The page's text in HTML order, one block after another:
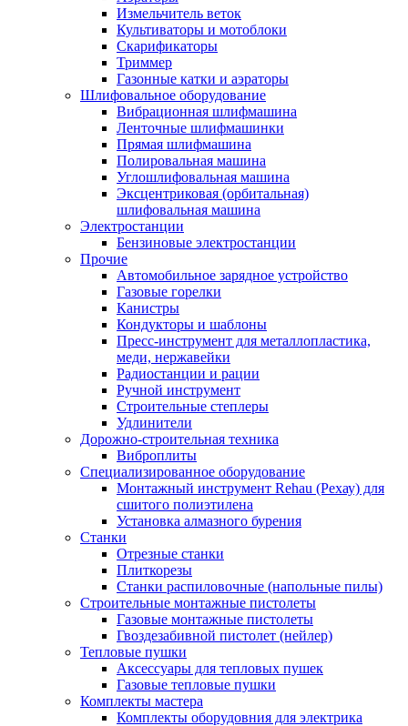
Измельчитель веток
Культиваторы и мотоблоки
Скарификаторы
Триммер
Газонные катки и аэраторы
Шлифовальное оборудование
Вибрационная шлифмашина
Ленточные шлифмашинки
Прямая шлифмашина
Полировальная машина
Углошлифовальная машина
Эксцентриковая (орбитальная)
шлифовальная машина
Электростанции
Бензиновые электростанции
Прочие
Автомобильное зарядное устройство
Газовые горелки
Канистры
Кондукторы и шаблоны
Пресс-инструмент для металлопластика,
меди, нержавейки
Радиостанции и рации
Ручной инструмент
Строительные степлеры
Удлинители
Дорожно-строительная техника
Виброплиты
Специализированное оборудование
Монтажный инструмент Rehau (Рехау) для
сшитого полиэтилена
Установка алмазного бурения
Станки
Отрезные станки
Плиткорезы
Станки распиловочные (напольные пилы)
Строительные монтажные пистолеты
Газовые монтажные пистолеты
Гвоздезабивной пистолет (нейлер)
Тепловые пушки
Аксессуары для тепловых пушек
Газовые тепловые пушки
Комплекты мастера
Комплекты оборудовния для электрика